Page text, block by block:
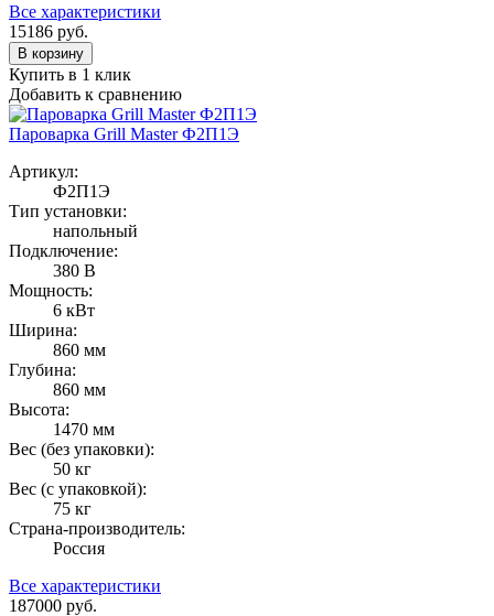
Все характеристики
15186 руб.
В корзину
Купить в 1 клик
Добавить к сравнению
Пароварка Grill Master Ф2П1Э
Артикул:
Ф2П1Э
Тип установки:
напольный
Подключение:
380 В
Мощность:
6 кВт
Ширина:
860 мм
Глубина:
860 мм
Высота:
1470 мм
Вес (без упаковки):
50 кг
Вес (с упаковкой):
75 кг
Страна-производитель:
Россия
Все характеристики
187000 руб.